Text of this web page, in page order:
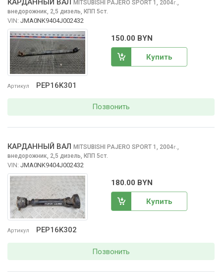
Артикул PEP16K301
MITSUBISHI PAJERO SPORT 1, 2004г.
внедорожник, 2,5 дизель, КПП 5ст.
VIN: JMA0NK9404J002432
150.00 BYN
Купить
Позвонить
Артикул PEP16K302
КАРДАННЫЙ ВАЛ MITSUBISHI PAJERO SPORT 1, 2004г.
внедорожник, 2,5 дизель, КПП 5ст.
VIN: JMA0NK9404J002432
180.00 BYN
Купить
Позвонить